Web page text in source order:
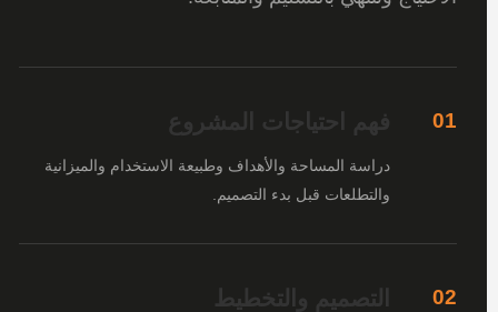
01 فهم احتياجات المشروع
دراسة المساحة والأهداف وطبيعة الاستخدام والميزانية
والتطلعات قبل بدء التصميم.
02 التصميم والتخطيط